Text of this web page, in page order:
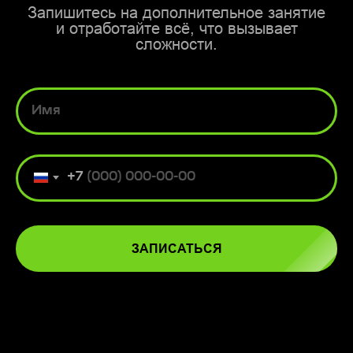
Запишитесь на дополнительное занятие
и отработайте всё, что вызывает
сложности.
Имя
+7
ЗАПИСАТЬСЯ